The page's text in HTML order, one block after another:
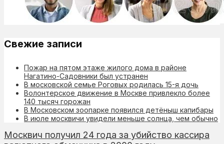
Свежие записи
Пожар на пятом этаже жилого дома в районе
Нагатино-Садовники был устранен
В московской семье Роговых родилась 15-я дочь
Волонтерское движение в Москве привлекло более
140 тысяч горожан
В Московском зоопарке появился детёныш капибары
В июле москвичи увидели меньше солнца, чем обычно
Москвич получил 24 года за убийство кассира